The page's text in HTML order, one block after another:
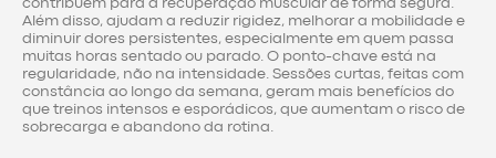
contribuem para a recuperação muscular de forma segura.
Além disso, ajudam a reduzir rigidez, melhorar a mobilidade e
diminuir dores persistentes, especialmente em quem passa
muitas horas sentado ou parado. O ponto-chave está na
regularidade, não na intensidade. Sessões curtas, feitas com
constância ao longo da semana, geram mais benefícios do
que treinos intensos e esporádicos, que aumentam o risco de
sobrecarga e abandono da rotina.